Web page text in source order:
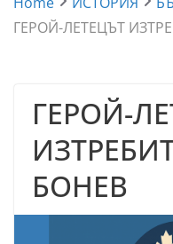
ГЕРОЙ-ЛЕТЕЦЪТ
ГЕРОЙ-
БОНЕВ